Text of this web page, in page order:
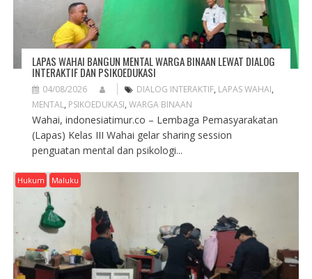
LAPAS WAHAI BANGUN MENTAL WARGA BINAAN LEWAT DIALOG
INTERAKTIF DAN PSIKOEDUKASI
04/08/2026 DIALOG INTERAKTIF, LAPAS WAHAI,
MENTAL, PSIKOEDUKASI, WARGA BINAAN
Wahai, indonesiatimur.co – Lembaga Pemasyarakatan
(Lapas) Kelas III Wahai gelar sharing session
penguatan mental dan psikologi...
Hukum Maluku